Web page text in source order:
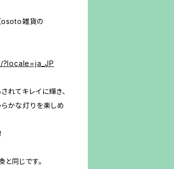
osoto雑貨の
てキレイに輝き、
かな灯りを楽しめ
同じです。